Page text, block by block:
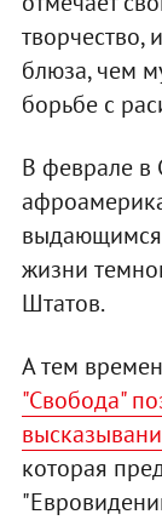
творчество,
блюза, чем
борьбе с
В феврале в
выдающимся
жизни
Штатов.
А тем
"Свобода"
которая